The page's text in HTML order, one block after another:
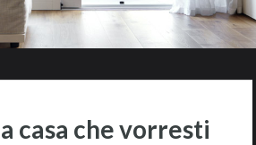
casa che vorresti